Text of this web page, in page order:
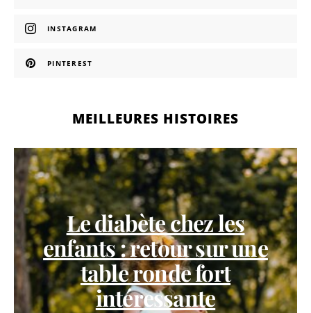
INSTAGRAM
PINTEREST
MEILLEURES HISTOIRES
Le diabète chez les
enfants : retour sur une
table ronde fort
intéressante